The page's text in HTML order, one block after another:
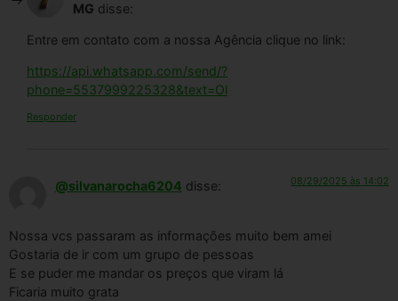
MG disse:
Entre em contato com a nossa Agência clique no link:
https://api.whatsapp.com/send/?
phone=5537999225328&text=Ol
Responder
@silvanarocha6204 disse: 08/29/2025 às 14:02
Nossa vcs passaram as informações muito bem amei
Gostaria de ir com um grupo de pessoas
E se puder me mandar os preços que viram lá
Ficaria muito grata